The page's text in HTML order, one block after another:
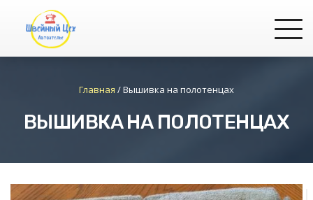
Главная /Вышивка на полотенцах
ВЫШИВКА НА ПОЛОТЕНЦАХ